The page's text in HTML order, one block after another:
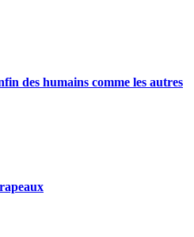
des humains comme les autres